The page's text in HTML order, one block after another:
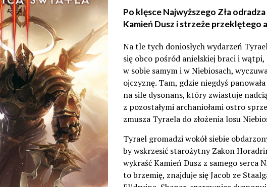
Po klęsce Najwyższego Zła
Kamień Dusz i strzeże
Na tle tych doniosłych wydarzeń
się obco pośród anielskiej braci i
w sobie samym i w Niebiosach,
ojczyznę. Tam, gdzie niegdyś
na sile dysonans, który zwiastuje
z pozostałymi archaniołami ostro
zmusza Tyraela do złożenia losu
Tyrael gromadzi wokół siebie
by wskrzesić starożytny Zakon
wykraść Kamień Dusz z samego serca
to brzemię, znajduje się Jacob ze